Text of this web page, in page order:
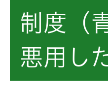
制度（
悪用し